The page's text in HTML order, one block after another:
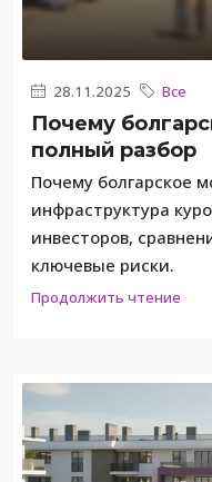
28.11.2025 Все
Почему
полный разбор
Почему болгарское
инфраструктура
инвесторов,
ключевые риски.
Продолжить чтение